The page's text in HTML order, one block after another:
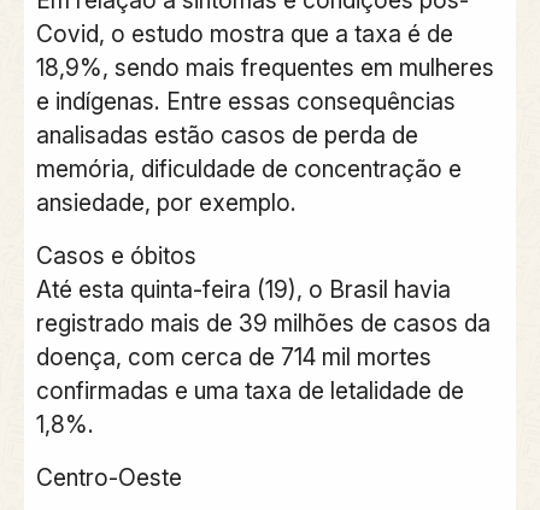
Covid, o estudo mostra que a taxa é de
18,9%, sendo mais frequentes em mulheres
e indígenas. Entre essas consequências
analisadas estão casos de perda de
memória, dificuldade de concentração e
ansiedade, por exemplo.
Casos e óbitos
Até esta quinta-feira (19), o Brasil havia
registrado mais de 39 milhões de casos da
doença, com cerca de 714 mil mortes
confirmadas e uma taxa de letalidade de
1,8%.
Centro-Oeste